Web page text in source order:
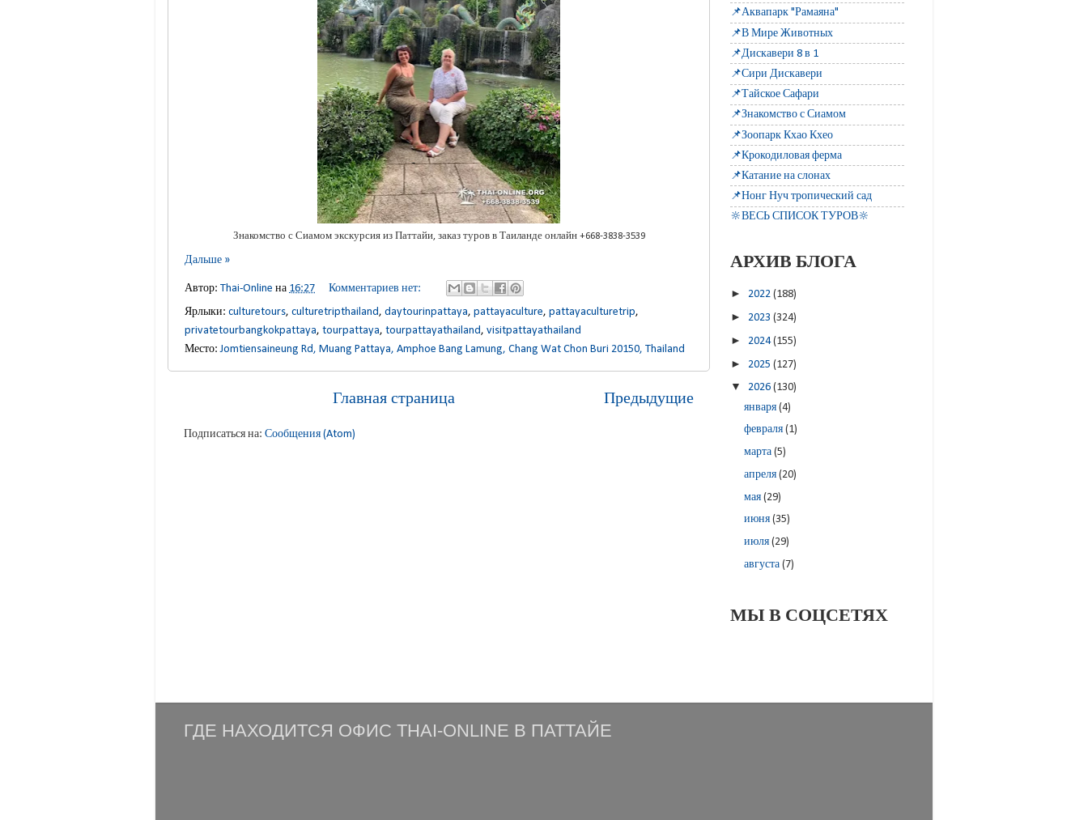
Знакомство с Сиамом экскурсия из Паттайи, заказ туров в Таиланде онлайн +668-3838-3539
Дальше »
Автор: Thai-Online на 16:27
Комментариев нет:
Ярлыки: culturetours, culturetripthailand, daytourinpattaya, pattayaculture, pattayaculturetrip,
privatetourbangkokpattaya, tourpattaya, tourpattayathailand, visitpattayathailand
Место:Jomtiensaineung Rd, Muang Pattaya, Amphoe Bang Lamung, Chang Wat Chon Buri 20150, Thailand
Предыдущие
Главная страница
Подписаться на: Сообщения (Atom)
📌Аквапарк "Рамаяна"
📌В Мире Животных
📌Дискавери 8 в 1
📌Сири Дискавери
📌Тайское Сафари
📌Знакомство с Сиамом
📌Зоопарк Кхао Кхео
📌Крокодиловая ферма
📌Катание на слонах
📌Нонг Нуч тропический сад
🔆ВЕСЬ СПИСОК ТУРОВ🔆
АРХИВ БЛОГА
► 2022 (188)
► 2023 (324)
► 2024(155)
► 2025 (127)
▼ 2026 (130)
января(4)
февраля(1)
марта(5)
апреля(20)
мая(29)
июня(35)
июля(29)
августа(7)
МЫ В СОЦСЕТЯХ
ГДЕ НАХОДИТСЯ ОФИС THAI-ONLINE В ПАТТАЙЕ